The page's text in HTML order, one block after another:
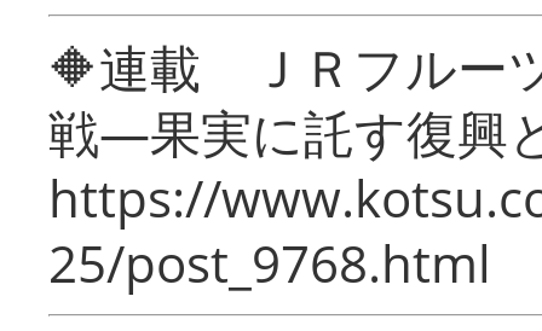
🔶連載 ＪＲフルー
戦―果実に託す復興
https://
25/post_9768.html